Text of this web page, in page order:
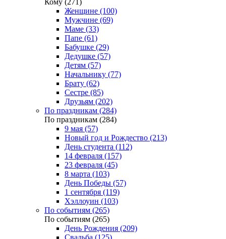
Кому (271)
Женщине (100)
Мужчине (69)
Маме (33)
Папе (61)
Бабушке (29)
Дедушке (57)
Детям (57)
Начальнику (77)
Брату (62)
Сестре (85)
Друзьям (202)
По праздникам (284)
По праздникам (284)
9 мая (57)
Новый год и Рождество (213)
День студента (112)
14 февраля (157)
23 февраля (45)
8 марта (103)
День Победы (57)
1 сентября (119)
Хэллоуин (103)
По событиям (265)
По событиям (265)
День Рождения (209)
Свадьба (125)